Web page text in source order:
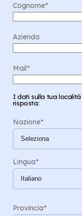
Cognome*
Azienda
Mail*
I dati sulla tua
risposta:
Nazione*
Lingua*
Provincia*